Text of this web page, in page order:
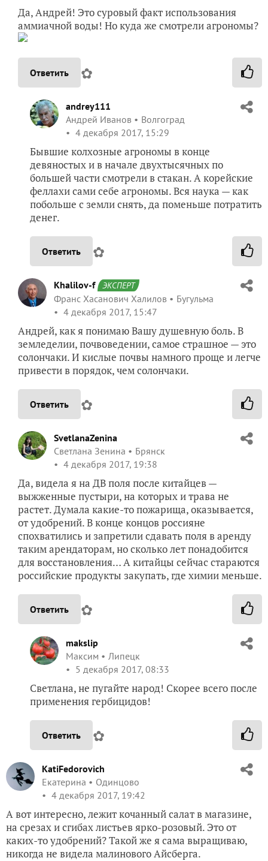
Да, Андрей! Это суровый факт использования
аммиачной воды! Но куда же смотрели агрономы?
Ответить ✿
andrey111
Андрей Иванов
Волгоград
4 декабря 2017, 15:29
Бывшие колхозные агрономы в конце
девяностых и в начале двухтысячных по
большей части смотрели в стакан. А корейские
феллахи сами себе агрономы. Вся наука — как
побольше с земли снять, да поменьше потратить
денег.
Ответить ✿
Khalilov-f ЭКСПЕРТ
Франс Хасанович Халилов
Бугульма
4 декабря 2017, 15:47
Андрей, как я понимаю Вашу душевную боль. В
земледелии, почвоведении, самое страшное — это
солончаки. И кислые почвы намного проще и легче
привести в порядок, чем солончаки.
Ответить ✿
SvetlanaZenina
Светлана Зенина
Брянск
4 декабря 2017, 19:38
Да, видела я на ДВ поля после китайцев —
выжженные пустыри, на которых и трава не
растет. Думала какие-то пожарища, оказывается,
от удобрений. В конце концов россияне
спохватились и запретили сдавать поля в аренду
таким арендаторам, но сколько лет понадобится
для восстановления… А китайцы сейчас стараются
российские продукты закупать, где химии меньше.
Ответить ✿
makslip
Максим
Липецк
5 декабря 2017, 08:33
Светлана, не пугайте народ! Скорее всего после
применения гербицидов!
Ответить ✿
KatiFedorovich
Екатерина
Одинцово
4 декабря 2017, 19:42
А вот интересно, лежит кочанный салат в магазине,
на срезах и сгибах листьев ярко-розовый. Это от
каких-то удобрений? Такой же я сама выращиваю,
никогда не видела малинового Айсберга.